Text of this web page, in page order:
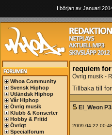
I början av Januari
Whoa Community
Svensk Hiphop
Utländsk Hiphop
Vår Hiphop
Övrig musik
Klubb & Konserter
Hobby & Fritid
Övrigt
Specialforum
requiem
Övrig musik -
Tillbaka till
El_Weon
2009-04-22 00:48